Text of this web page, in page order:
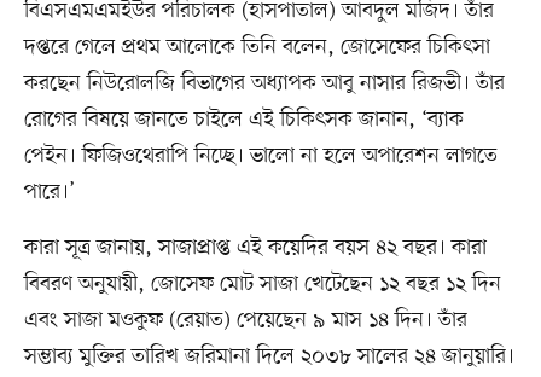
বিএসএমএমইউর পরিচালক (হাসপাতাল) আবদুল মজিদ। তাঁর
দপ্তরে গেলে প্রথম আলোকে তিনি বলেন, জোসেফের চিকিৎসা
করছেন নিউরোলজি বিভাগের অধ্যাপক আবু নাসার রিজভী। তাঁর
রোগের বিষয়ে জানতে চাইলে এই চিকিৎসক জানান, ‘ব্যাক
পেইন। ফিজিওথেরাপি নিচ্ছে। ভালো না হলে অপারেশন লাগতে
পারে।’
কারা সূত্র জানায়, সাজাপ্রাপ্ত এই কয়েদির বয়স ৪২ বছর। কারা
বিবরণ অনুযায়ী, জোসেফ মোট সাজা খেটেছেন ১২ বছর ১২ দিন
এবং সাজা মওকুফ (রেয়াত) পেয়েছেন ৯ মাস ১৪ দিন। তাঁর
সম্ভাব্য মুক্তির তারিখ জরিমানা দিলে ২০৩৮ সালের ২৪ জানুয়ারি।